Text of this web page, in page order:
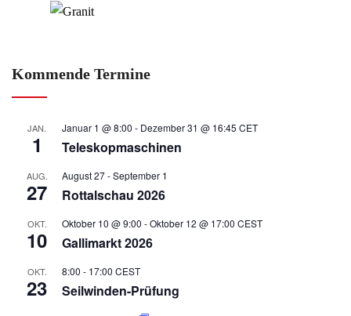
Kommende Termine
JAN.
1
Januar 1 @ 8:00 - Dezember 31 @ 16:45 CET
Teleskopmaschinen
AUG.
27
August 27-September 1
Rottalschau 2026
OKT.
10
Oktober 10 @ 9:00 -Oktober 12 @ 17:00 CEST
Gallimarkt 2026
OKT.
23
8:00 - 17:00 CEST
Seilwinden-Prüfung